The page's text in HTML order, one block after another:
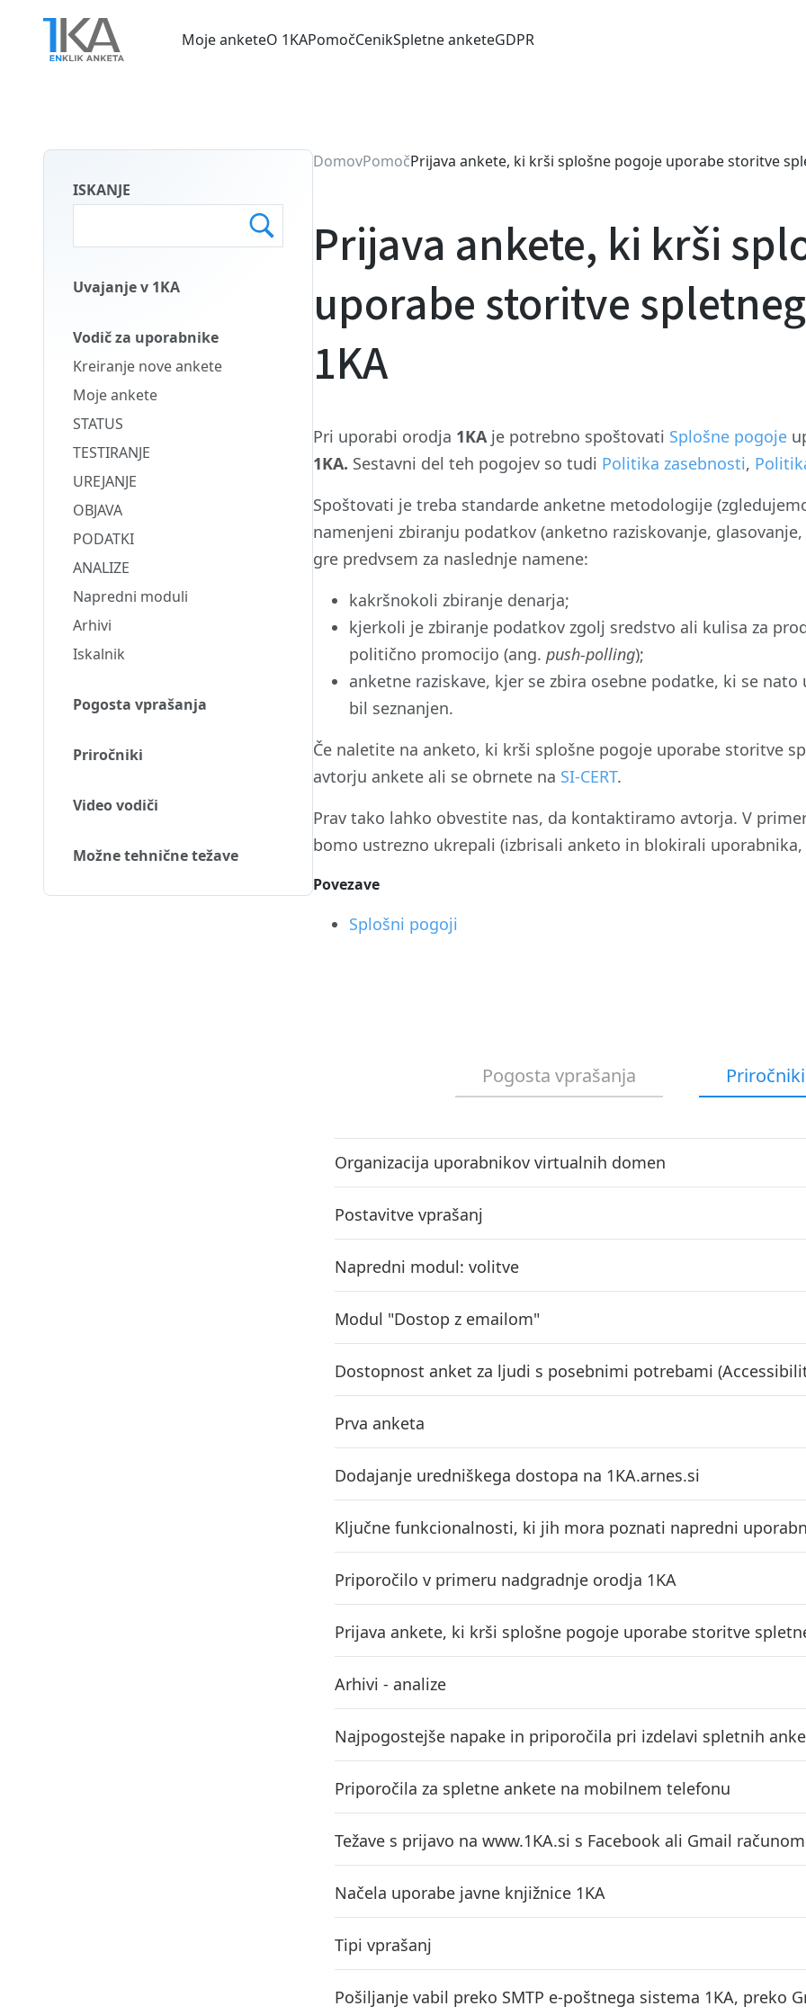
Moje anketeO 1KAPomočCenikSpletne anketeGDPR
ISKANJE
Menu
SLO
Uvajanje v 1KA
Vodič za uporabnike
Kreiranje nove ankete
Moje ankete
STATUS
TESTIRANJE
UREJANJE
OBJAVA
PODATKI
ANALIZE
Napredni moduli
Arhivi
Iskalnik
Pogosta vprašanja
Priročniki
Video vodiči
Možne tehnične težave
DomovPomočPrijava ankete, ki krši splošne pogoje uporabe storitve
Prijava ankete, ki krši
uporabe storitve
1KA
Pri uporabi orodja 1KA je potrebno spoštovati Splošne pogoje
1KA. Sestavni del teh pogojev so tudi Politika zasebnosti,
Spoštovati je treba standarde anketne metodologije
namenjeni zbiranju podatkov (anketno raziskovanje,
gre predvsem za naslednje namene:
kakršnokoli zbiranje denarja;
kjerkoli je zbiranje podatkov zgolj sredstvo ali kulisa za
politično promocijo (ang.push-polling);
anketne raziskave, kjer se zbira osebne podatke, ki se
bil seznanjen.
Če naletite na anketo, ki krši splošne pogoje uporabe storitve
avtorju ankete ali se obrnete na SI-CERT.
Prav tako lahko obvestite nas, da kontaktiramo avtorja. V
bomo ustrezno ukrepali (izbrisali anketo in blokirali
Povezave
Splošni pogoji
Pogosta vprašanja Priročniki
Organizacija uporabnikov virtualnih domen
Postavitve vprašanj
Napredni modul: volitve
Modul "Dostop z emailom"
Dostopnost anket za ljudi s posebnimi potrebami
Prva anketa
Dodajanje uredniškega dostopa na 1KA.arnes.si
Ključne funkcionalnosti, ki jih mora poznati napredni
Priporočilo v primeru nadgradnje orodja 1KA
Prijava ankete, ki krši splošne pogoje uporabe storitve
Arhivi - analize
Najpogostejše napake in priporočila pri izdelavi spletnih
Priporočila za spletne ankete na mobilnem telefonu
Težave s prijavo na www.1KA.si s Facebook ali Gmail računom
Načela uporabe javne knjižnice 1KA
Tipi vprašanj
Pošiljanje vabil preko SMTP e-poštnega sistema 1KA, preko